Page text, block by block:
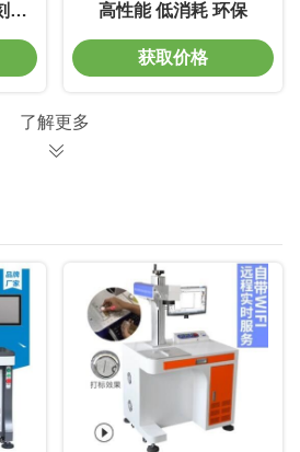
度
高性能 低消耗 环保
获取价格
了解更多